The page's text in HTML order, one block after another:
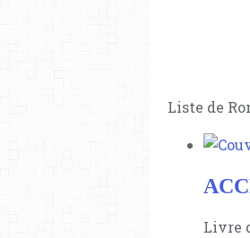
Liste de
Livre